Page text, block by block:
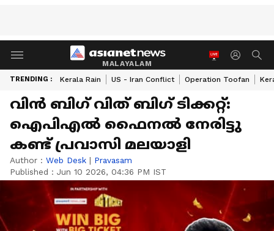
MALAYALAM
TRENDING : Kerala Rain US - Iran Conflict Operation Toofan
വിൻ ബിഗ് വിത് ബിഗ് ടിക്കറ്റ്:
ഐപിഎൽ ഫൈനൽ നേരിട്ടു
കണ്ട് പ്രവാസി മലയാളി
Author : Web Desk | Pravasam
Published : Jun 10 2026, 04:36 PM IST